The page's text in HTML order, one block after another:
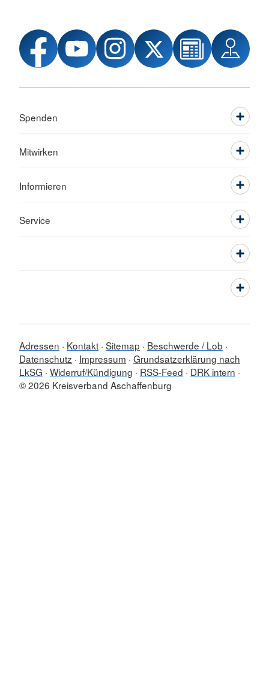
Spenden
Mitwirken
Informieren
Service
Adressen Kontakt Sitemap
Beschwerde / Lob
Datenschutz
Impressum Grundsatzerklärung nach
LkSG Widerruf/Kündigung RSS-Feed
DRK intern
© 2026 Kreisverband Aschaffenburg